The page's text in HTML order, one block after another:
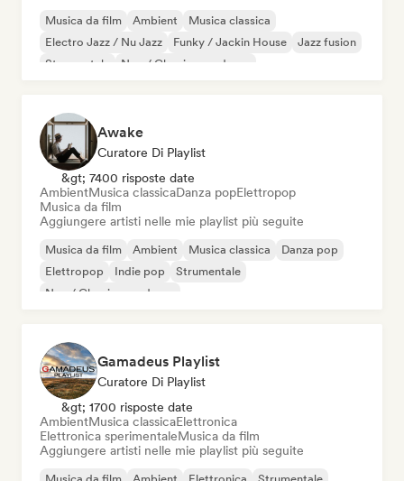
Musica da film Ambient
Musica classica
Electro Jazz / Nu Jazz
Funky / Jackin House
Jazz fusion
Strumentale
Neo / Classico moderno
Awake
Curatore Di Playlist
&gt; 7400 risposte date
AmbientMusica classicaDanza popElettropop
Musica da film
Aggiungere artisti nelle mie playlist più seguite
Musica da film Ambient Musica classica
Danza pop
Elettropop
Indie pop
Strumentale
Neo / Classico moderno
Gamadeus Playlist
Curatore Di Playlist
&gt; 1700 risposte date
AmbientMusica classicaElettronica
Elettronica sperimentaleMusica da film
Aggiungere artisti nelle mie playlist più seguite